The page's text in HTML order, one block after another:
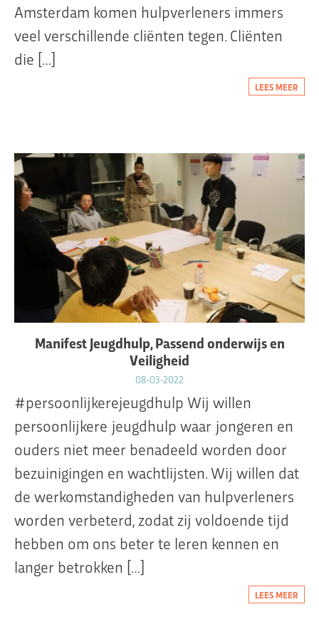
Amsterdam komen hulpverleners immers
veel verschillende cliënten tegen. Cliënten
die […]
LEES MEER
Manifest Jeugdhulp, Passend onderwijs en
Veiligheid
08-03-2022
#persoonlijkerejeugdhulp Wij willen
persoonlijkere jeugdhulp waar jongeren en
ouders niet meer benadeeld worden door
bezuinigingen en wachtlijsten. Wij willen dat
de werkomstandigheden van hulpverleners
worden verbeterd, zodat zij voldoende tijd
hebben om ons beter te leren kennen en
langer betrokken […]
LEES MEER